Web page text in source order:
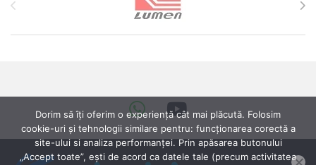
Dorim să îți oferim o experiență cât mai plăcută. Folosim
cookie-uri și tehnologii similare pentru: funcționarea corectă a
site-ului si analiza performanței. Prin apăsarea butonului
„Accept toate”, ești de acord ca datele tale (precum activitatea